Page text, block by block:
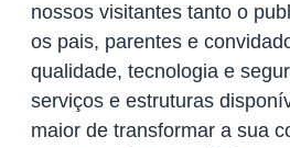
nossos visitantes tanto o
os pais, parentes e
qualidade, tecnologia e
serviços e estruturas
maior de transformar a sua